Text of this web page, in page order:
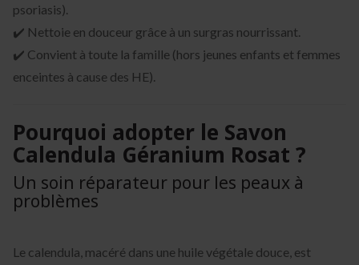
psoriasis).
✔️ Nettoie en douceur grâce à un surgras nourrissant.
✔️ Convient à toute la famille (hors jeunes enfants et femmes
enceintes à cause des HE).
Pourquoi adopter le Savon
Calendula Géranium Rosat ?
Un soin réparateur pour les peaux à
problèmes
Le calendula, macéré dans une huile végétale douce, est